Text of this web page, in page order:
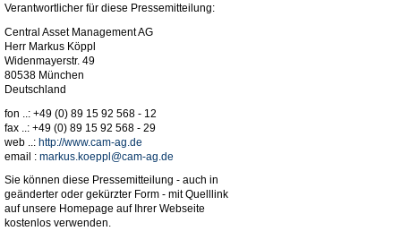
Verantwortlicher für diese Pressemitteilung:
Central Asset Management AG
Herr Markus Köppl
Widenmayerstr. 49
80538 München
Deutschland
fon ..: +49 (0) 89 15 92 568 - 12
fax ..: +49 (0) 89 15 92 568 - 29
web ..: http://www.cam-ag.de
email : markus.koeppl@cam-ag.de
Sie können diese Pressemitteilung - auch in
geänderter oder gekürzter Form - mit Quelllink
auf unsere Homepage auf Ihrer Webseite
kostenlos verwenden.